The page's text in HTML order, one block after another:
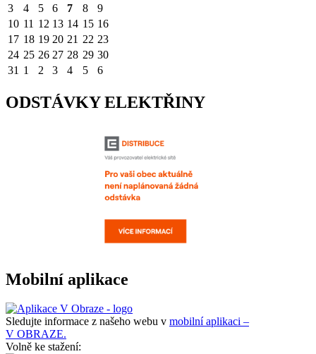
3
4 5 6 7 8
9
10 11 12 13 14 15 16
17 18 19 20 21 22 23
24 25 26 27 28 29 30
31 1 2 3 4 5 6
ODSTÁVKY ELEKTŘINY
Mobilní aplikace
Sledujte informace z našeho webu v mobilní aplikaci –
V OBRAZE.
Volně ke stažení: